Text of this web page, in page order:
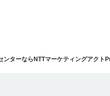
ンターならNTTマーケティングアクト